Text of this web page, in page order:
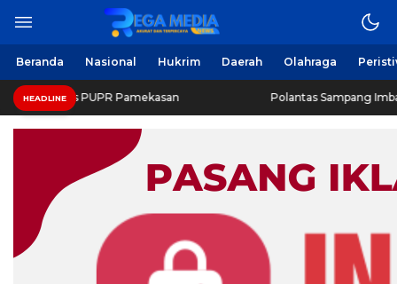
Beranda Nasional Hukrim Daerah Olahraga
HEADLINE
PUPR Pamekasan Polantas Sampang Imbau Latihan